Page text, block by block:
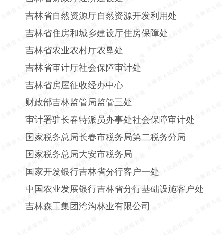
吉林省自然资源厅自然资源开发利用处
吉林省住房和城乡建设厅住房保障处
吉林省农业农村厅农垦处
吉林省审计厅社会保障审计处
吉林省房屋征收经办中心
财政部吉林监管局监管三处
审计署驻长春特派员办事处社会保障审计处
国家税务总局长春市税务局第二税务分局
国家税务总局大安市税务局
国家开发银行吉林省分行客户一处
中国农业发展银行吉林省分行基础设施客户处
吉林森工集团湾沟林业有限公司